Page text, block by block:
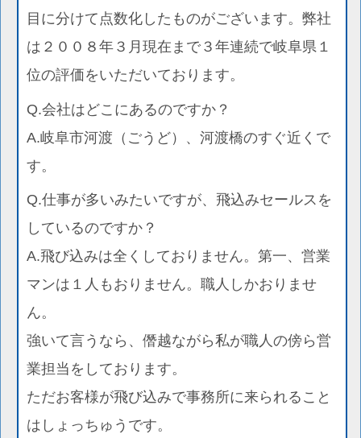
目に分けて点数化したものがございます。弊社
は２００８年３月現在まで３年連続で岐阜県１
位の評価をいただいております。
Q.会社はどこにあるのですか？
A.岐阜市河渡（ごうど）、河渡橋のすぐ近くで
す。
Q.仕事が多いみたいですが、飛込みセールスを
しているのですか？
A.飛び込みは全くしておりません。第一、営業
マンは１人もおりません。職人しかおりませ
ん。
強いて言うなら、僭越ながら私が職人の傍ら営
業担当をしております。
ただお客様が飛び込みで事務所に来られること
はしょっちゅうです。